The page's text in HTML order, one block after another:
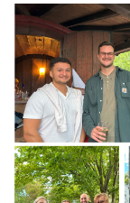
News_Gemeinsame